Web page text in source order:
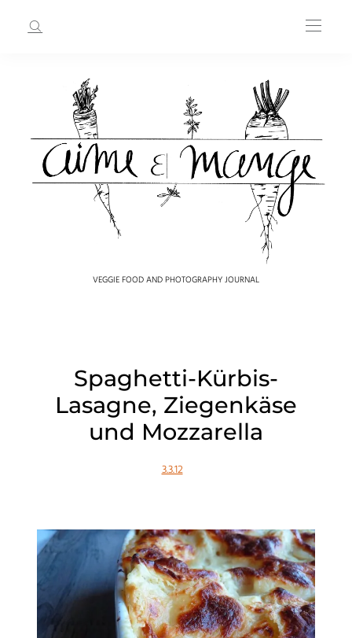
VEGGIE FOOD AND PHOTOGRAPHY JOURNAL
Spaghetti-Kürbis-
Lasagne, Ziegenkäse
und Mozzarella
3.3.12